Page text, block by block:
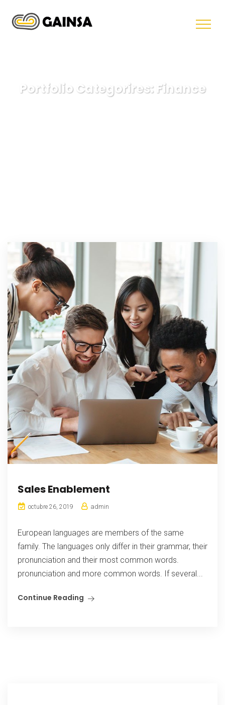
Portfolio Categorires: Finance
Sales Enablement
octubre 26, 2019 admin
European languages are members of the same
family. The languages only differ in their grammar, their
pronunciation and their most common words.
pronunciation and more common words. If several...
Continue Reading